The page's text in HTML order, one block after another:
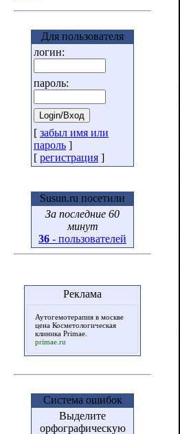
Для пользователя
логин:
пароль:
[ забыл имя или
пароль ]
[ регистрация ]
Susun.ru посетили
За последние 60
минут
36 - пользователей
Реклама
Аутогемотерапия в москве
цена Косметологическая
клиника Primae.
primae.ru
Система ошибок
Выделите
орфографическую